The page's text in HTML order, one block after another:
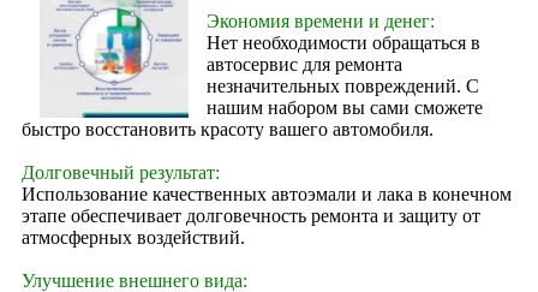
Экономия времени и денег:
Нет необходимости обращаться в
автосервис для ремонта
незначительных повреждений. С
нашим набором вы сами сможете
быстро восстановить красоту вашего автомобиля.
Долговечный результат:
Использование качественных автоэмали и лака в конечном
этапе обеспечивает долговечность ремонта и защиту от
атмосферных воздействий.
Улучшение внешнего вида: